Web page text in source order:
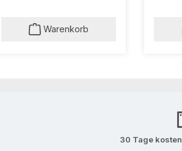
Warenkorb
30 Tage